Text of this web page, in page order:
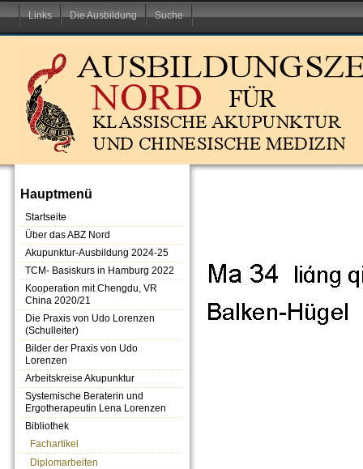
Links Die Ausbildung Suche
Hauptmenü
Startseite
Über das ABZ Nord
Akupunktur-Ausbildung 2024-25
TCM- Basiskurs in Hamburg 2022
Kooperation mit Chengdu, VR
China 2020/21
Die Praxis von Udo Lorenzen
(Schulleiter)
Bilder der Praxis von Udo
Lorenzen
Arbeitskreise Akupunktur
Systemische Beraterin und
Ergotherapeutin Lena Lorenzen
Bibliothek
Fachartikel
Diplomarbeiten